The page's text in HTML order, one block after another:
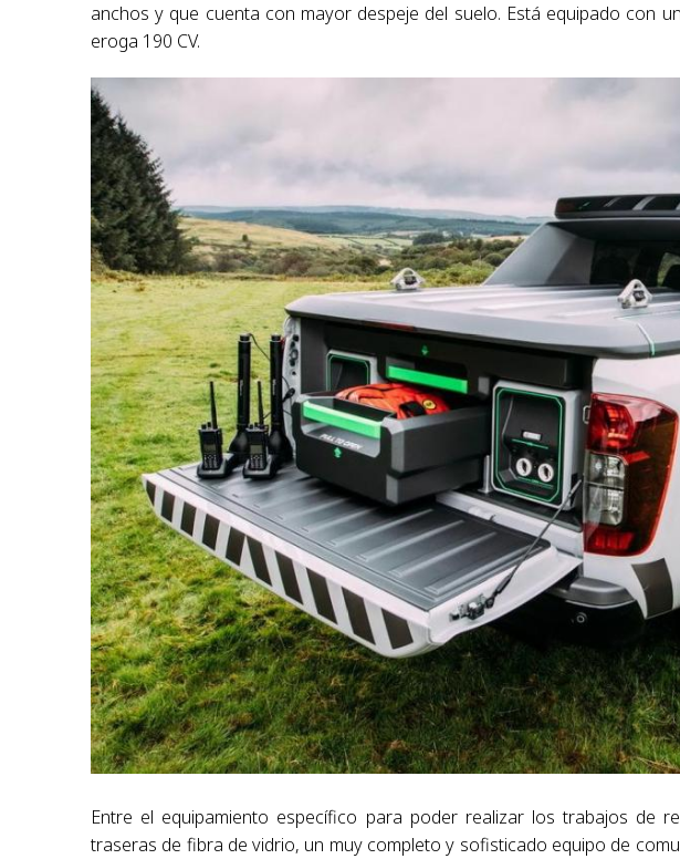
anchos y que cuenta con mayor despeje del suelo. Está equipado con
eroga 190 CV.
Entre el equipamiento específico para poder realizar los trabajos de
traseras de fibra de vidrio, un muy completo y sofisticado equipo de